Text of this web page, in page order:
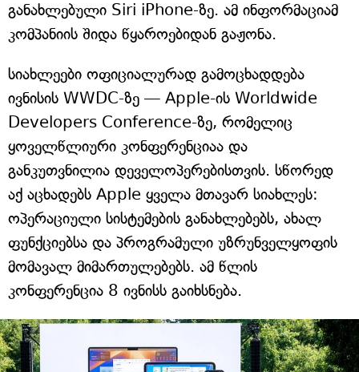
განახლებული Siri iPhone-ზე. ამ ინფორმაციამ
კომპანიის შიდა წყაროებიდან გაჟონა.
სიახლეები ოფიციალურად გამოცხადდება
ივნისის WWDC-ზე — Apple-ის Worldwide
Developers Conference-ზე, რომელიც
ყოველწლიური კონფერენციაა და
განკუთვნილია დეველოპერებისთვის. სწორედ
აქ აცხადებს Apple ყველა მთავარ სიახლეს:
ოპერაციული სისტემების განახლებებს, ახალ
ფუნქციებსა და პროგრამული უზრუნველყოფის
მომავალ მიმართულებებს. ამ წლის
კონფერენცია 8 ივნისს გაიხსნება.